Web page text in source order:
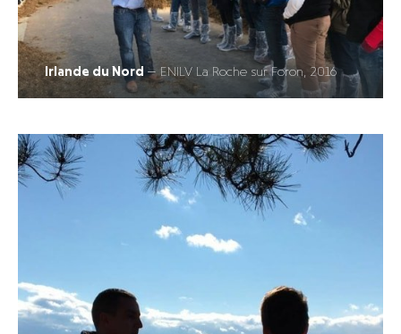
Irlande du Nord — ENILV La Roche sur Foron, 2016